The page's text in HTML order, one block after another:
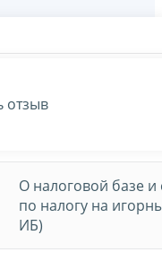
О налоговой базе и
по налогу на
ИБ)
отзыв